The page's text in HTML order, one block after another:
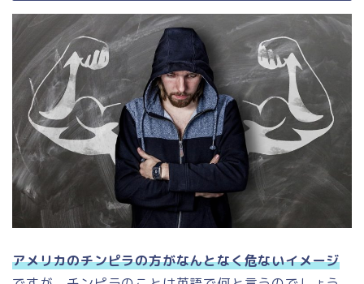
アメリカのチンピラの方がなんとなく危ないイメージ